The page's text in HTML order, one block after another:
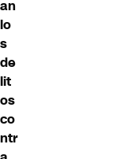
an
lo
s
de
lit
os
co
ntr